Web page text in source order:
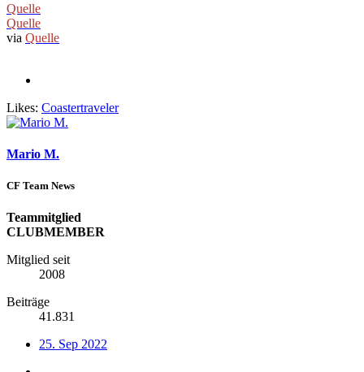
Quelle
Quelle
via Quelle
Likes: Coastertraveler
Mario M.
CF Team News
Teammitglied
CLUBMEMBER
Mitglied seit
2008
Beiträge
41.831
25. Sep 2022